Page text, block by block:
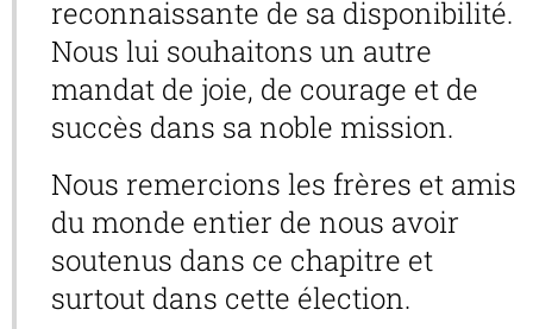
reconnaissante de sa disponibilité.
Nous lui souhaitons un autre
mandat de joie, de courage et de
succès dans sa noble mission.
Nous remercions les frères et amis
du monde entier de nous avoir
soutenus dans ce chapitre et
surtout dans cette élection.